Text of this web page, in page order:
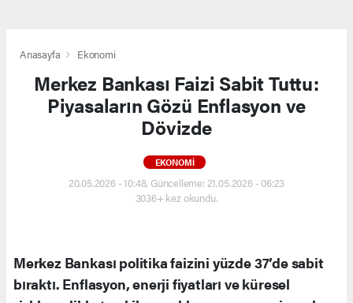
Anasayfa Ekonomi
Merkez Bankası Faizi Sabit Tuttu:
Piyasaların Gözü Enflasyon ve
Dövizde
EKONOMI
20.05.2026 - 10:48, Güncelleme: 21.05.2026 - 06:23
3036+ kez okundu.
Merkez Bankası politika faizini yüzde 37’de sabit
bıraktı. Enflasyon, enerji fiyatları ve küresel